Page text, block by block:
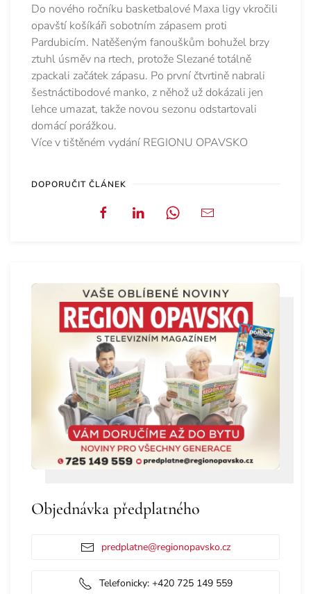
Do nového ročníku basketbalové Maxa ligy vkročili
opavští košíkáři sobotním zápasem proti
Pardubicím. Natěšeným fanouškům bohužel brzy
ztuhl úsměv na rtech, protože Slezané totálně
zpackali začátek zápasu. Po první čtvrtině nabrali
šestnáctibodové manko, z něhož už dokázali jen
lehce umazat, takže novou sezonu odstartovali
domácí porážkou.
Více v tištěném vydání REGIONU OPAVSKO
DOPORUČIT ČLÁNEK
Objednávka předplatného
predplatne@regionopavsko.cz
Telefonicky: +420 725 149 559